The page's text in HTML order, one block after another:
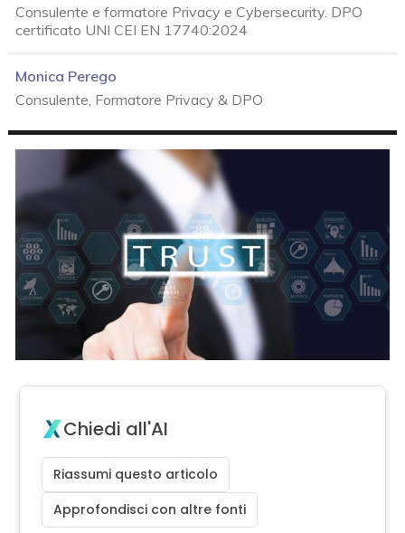
Consulente e formatore Privacy e Cybersecurity. DPO
certificato UNI CEI EN 17740:2024
Monica Perego
Consulente, Formatore Privacy & DPO
Chiedi all'AI
Riassumi questo articolo
Approfondisci con altre fonti